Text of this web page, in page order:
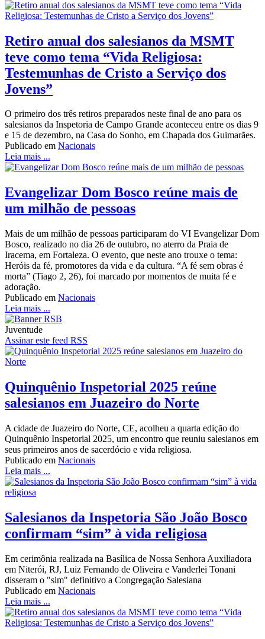
Retiro anual dos salesianos da MSMT
teve como tema “Vida Religiosa:
Testemunhas de Cristo a Serviço dos
Jovens”
O primeiro dos três retiros preparados neste final de ano para os
salesianos da Inspetoria de Campo Grande aconteceu entre os dias 9
e 15 de dezembro, na Casa do Sonho, em Chapada dos Guimarães.
Publicado em Nacionais
Leia mais ...
Evangelizar Dom Bosco reúne mais de
um milhão de pessoas
Mais de um milhão de pessoas participaram do VI Evangelizar Dom
Bosco, realizado no dia 26 de outubro, no aterro da Praia de
Iracema, em Fortaleza. O evento, que neste ano trouxe o tema:
Heróis da fé, promotores da vida e da cultura. “A fé sem obras é
morta” (Tiago 2, 26), foi marcado por momentos de muita fé e
adoração.
Publicado em Nacionais
Leia mais ...
Juventude
Assinar este feed RSS
Quinquênio Inspetorial 2025 reúne
salesianos em Juazeiro do Norte
A cidade de Juazeiro do Norte, CE, acolheu a quarta edição do
Quinquênio Inspetorial 2025, um encontro que reuniu salesianos em
seus primeiros anos de sacerdócio e vida religiosa.
Publicado em Nacionais
Leia mais ...
Salesianos da Inspetoria São João Bosco
confirmam “sim” à vida religiosa
Em cerimônia realizada na Basílica de Nossa Senhora Auxiliadora
em Niterói, RJ, Luiz Fernando de Oliveira e Vanderlei Tonani
disseram o "sim" definitivo a Congregação Salesiana
Publicado em Nacionais
Leia mais ...